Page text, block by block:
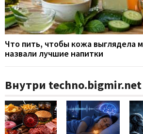
Что пить, чтобы кожа выглядела
назвали лучшие напитки
Внутри techno.bigmir.net